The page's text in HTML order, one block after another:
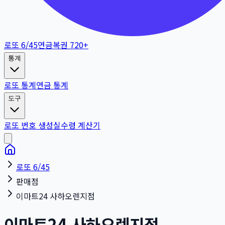
로또 6/45연금복권 720+
통계
로또 통계연금 통계
도구
로또 번호 생성실수령 계산기
로또 6/45
판매점
이마트24 사하오렌지점